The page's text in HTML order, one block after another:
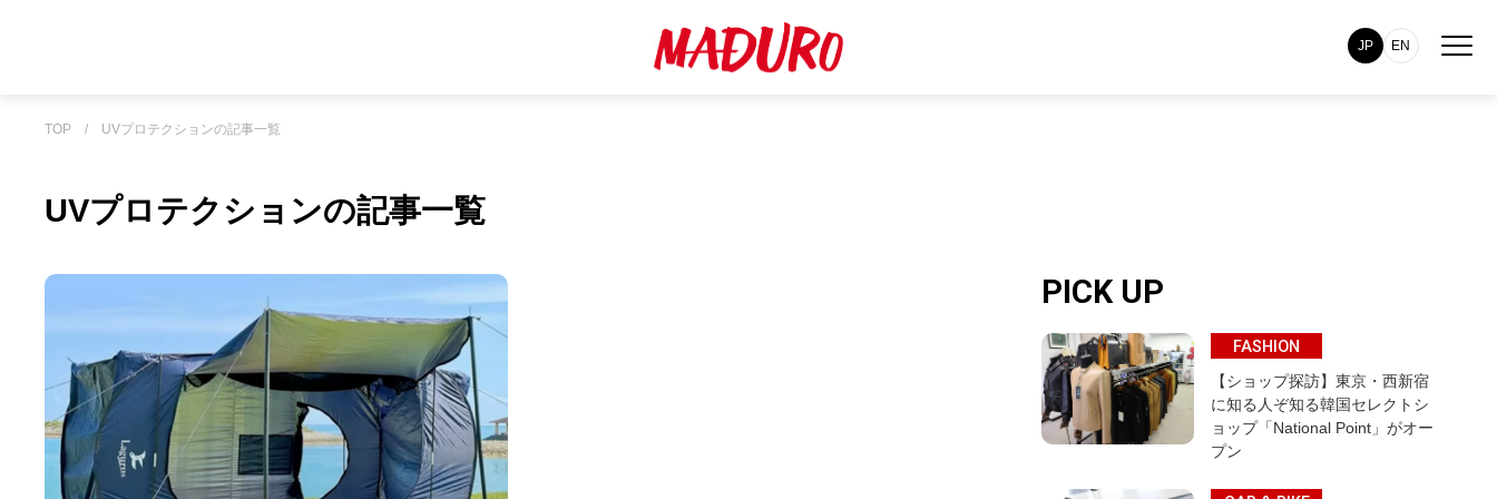
JP EN
TOP / UVプロテクションの記事一覧
UVプロテクションの記事一覧
PICK UP
FASHION
【ショップ探訪】東京・西新宿
に知る人ぞ知る韓国セレクトシ
ョップ「National Point」がオー
プン